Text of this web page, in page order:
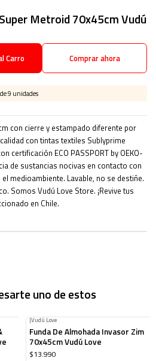
Metroid 70x45cm Vudú
Carro Comprar ahora
9 unidades
con cierre y estampado diferente por
con tintas textiles Sublyprime
certificación ECO PASSPORT by OEKO-
de sustancias nocivas en contacto con
medioambiente. Lavable, no se destiñe.
Somos Vudú Love Store. ¡Revive tus
en Chile.
uno de estos
|Vudú Love
Funda De Almohada Invasor Zim
70x45cm Vudú Love
$13.990